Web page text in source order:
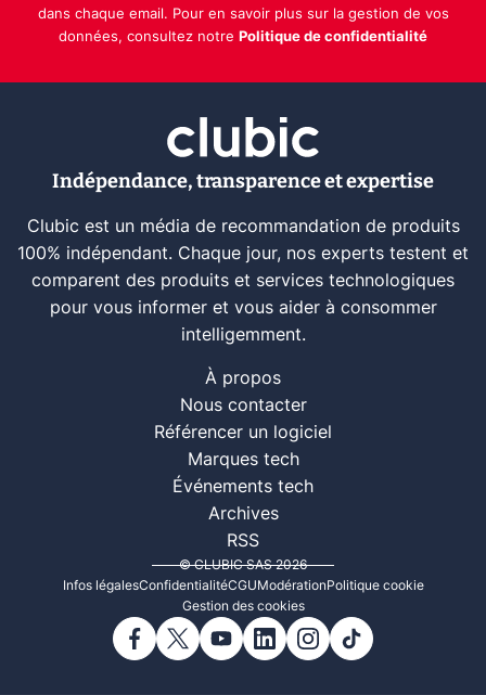
dans chaque email. Pour en savoir plus sur la gestion de vos
données, consultez notre Politique de confidentialité
Indépendance, transparence et expertise
Clubic est un média de recommandation de produits
100% indépendant. Chaque jour, nos experts testent et
comparent des produits et services technologiques
pour vous informer et vous aider à consommer
intelligemment.
À propos
Nous contacter
Référencer un logiciel
Marques tech
Événements tech
Archives
RSS
© CLUBIC SAS 2026
Infos légalesConfidentialitéCGUModérationPolitique cookie
Gestion des cookies